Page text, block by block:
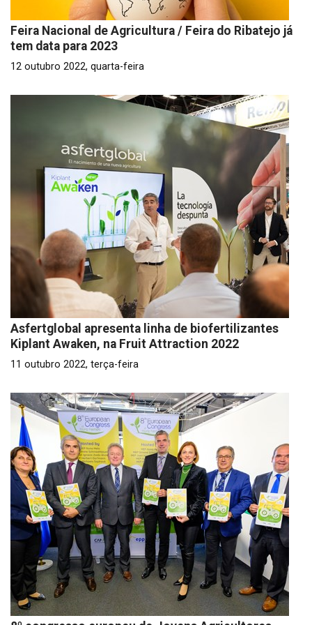
Feira Nacional de Agricultura / Feira do Ribatejo já
tem data para 2023
12 outubro 2022, quarta-feira
Asfertglobal apresenta linha de biofertilizantes
Kiplant Awaken, na Fruit Attraction 2022
11 outubro 2022, terça-feira